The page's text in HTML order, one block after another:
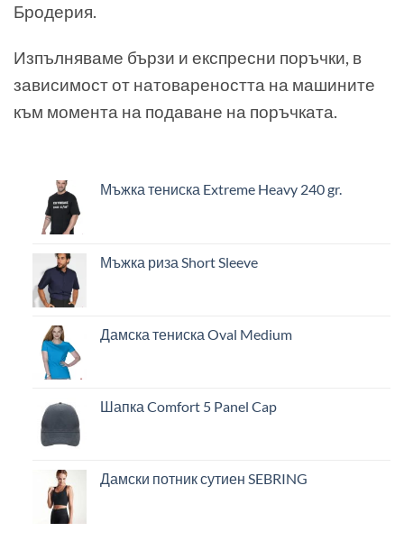
Бродерия.
Изпълняваме бързи и експресни поръчки, в
зависимост от натовареността на машините
към момента на подаване на поръчката.
Мъжка тениска Extreme Heavy 240 gr.
Мъжка риза Short Sleeve
Дамска тениска Oval Medium
Шапка Comfort 5 Panel Cap
Дамски потник сутиен SEBRING